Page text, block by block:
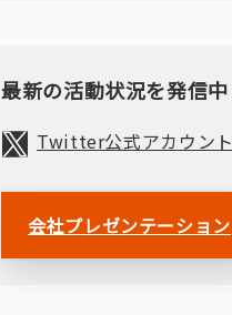
最新の活動状況を発信中
Twitter公式アカウント
会社プレゼンテーション